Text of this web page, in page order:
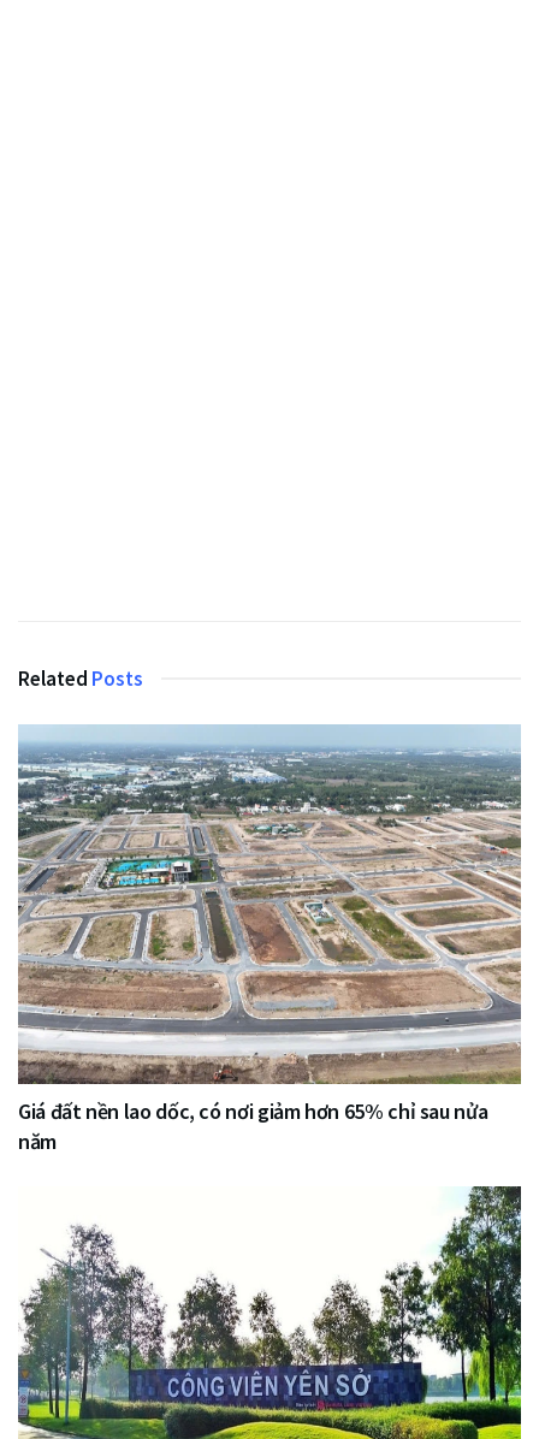
Related Posts
Giá đất nền lao dốc, có nơi giảm hơn 65% chỉ sau nửa
năm